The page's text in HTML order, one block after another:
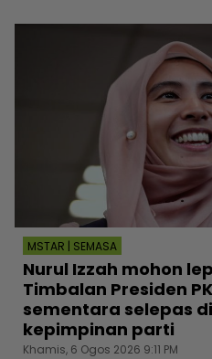
MSTAR | SEMASA
Nurul Izzah mohon
Timbalan Presiden
sementara selepas
kepimpinan parti
Khamis, 6 Ogos 2026 9:11 PM